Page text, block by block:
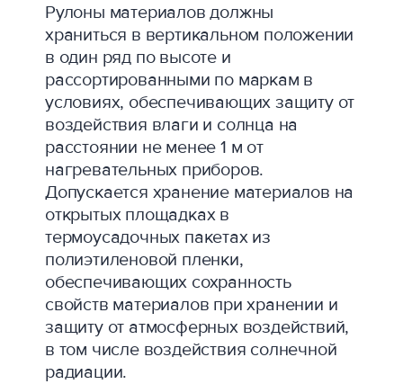
Рулоны материалов должны
храниться в вертикальном положении
в один ряд по высоте и
рассортированными по маркам в
условиях, обеспечивающих защиту от
воздействия влаги и солнца на
расстоянии не менее 1 м от
нагревательных приборов.
Допускается хранение материалов на
открытых площадках в
термоусадочных пакетах из
полиэтиленовой пленки,
обеспечивающих сохранность
свойств материалов при хранении и
защиту от атмосферных воздействий,
в том числе воздействия солнечной
радиации.